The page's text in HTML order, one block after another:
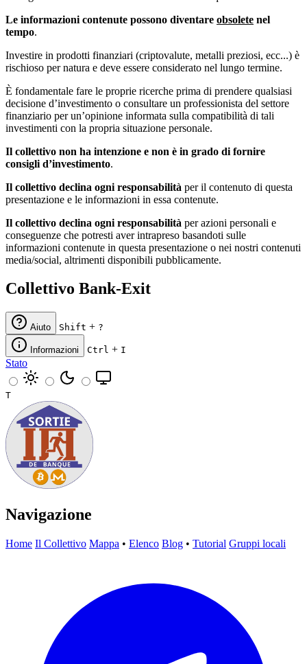
Le informazioni contenute possono diventare obsolete nel
tempo.
Investire in prodotti finanziari (criptovalute, metalli preziosi, ecc...) è
rischioso per natura e deve essere considerato nel lungo termine.
È fondamentale fare le proprie ricerche prima di prendere qualsiasi
decisione d’investimento o consultare un professionista del settore
finanziario per un’opinione informata sulla compatibilità di tali
investimenti con la propria situazione personale.
Il collettivo non ha intenzione e non è in grado di fornire
consigli d’investimento.
Il collettivo declina ogni responsabilità per il contenuto di questa
presentazione e le informazioni in essa contenute.
Il collettivo declina ogni responsabilità per azioni personali e
conseguenze che potresti aver intrapreso basandoti sulle
informazioni contenute in questa presentazione o nei nostri contenuti
media/social, altrimenti disponibili pubblicamente.
Collettivo Bank-Exit
Aiuto Shift + ?
Informazioni Ctrl + I
Stato
T
Navigazione
Home Il Collettivo Mappa • Elenco Blog • Tutorial Gruppi locali